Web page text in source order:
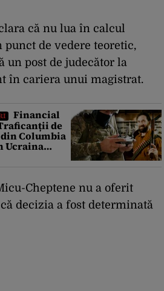
că nu lua în calcul
de vedere teoretic,
un post de judecător la
în cariera unui magistrat.
Financial
de
Columbia
Ucraina
Cheptene nu a oferit
decizia a fost determinată